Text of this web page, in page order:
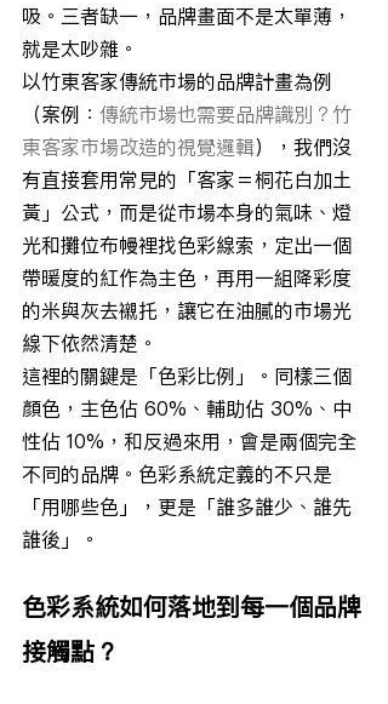
吸。三者缺一，品牌畫面不是太單薄，
就是太吵雜。
以竹東客家傳統市場的品牌計畫為例
（案例： 傳統市場也需要品牌識別？竹
東客家市場改造的視覺邏輯），我們沒
有直接套用常見的「客家＝桐花白加土
黃」公式，而是從市場本身的氣味、燈
光和攤位布幔裡找色彩線索，定出一個
帶暖度的紅作為主色，再用一組降彩度
的米與灰去襯托，讓它在油膩的市場光
線下依然清楚。
這裡的關鍵是「色彩比例」。同樣三個
顏色，主色佔 60%、輔助佔 30%、中
性佔 10%，和反過來用，會是兩個完全
不同的品牌。色彩系統定義的不只是
「用哪些色」，更是「誰多誰少、誰先
誰後」。
色彩系統如何落地到每一個品牌
接觸點？